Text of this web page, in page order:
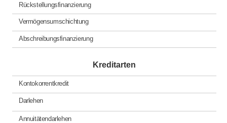
Rückstellungsfinanzierung
Vermögensumschichtung
Abschreibungsfinanzierung
Kreditarten
Kontokorrentkredit
Darlehen
Annuitätendarlehen